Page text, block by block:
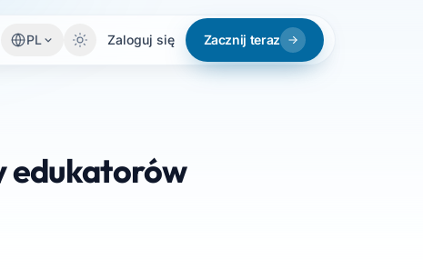
PL Zaloguj się Zacznij teraz
edukatorów